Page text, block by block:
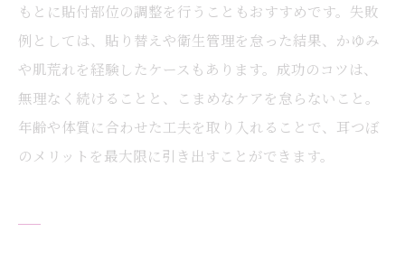
もとに貼付部位の調整を行うこともおすすめです。失敗
例としては、貼り替えや衛生管理を怠った結果、かゆみ
や肌荒れを経験したケースもあります。成功のコツは、
無理なく続けることと、こまめなケアを怠らないこと。
年齢や体質に合わせた工夫を取り入れることで、耳つぼ
のメリットを最大限に引き出すことができます。